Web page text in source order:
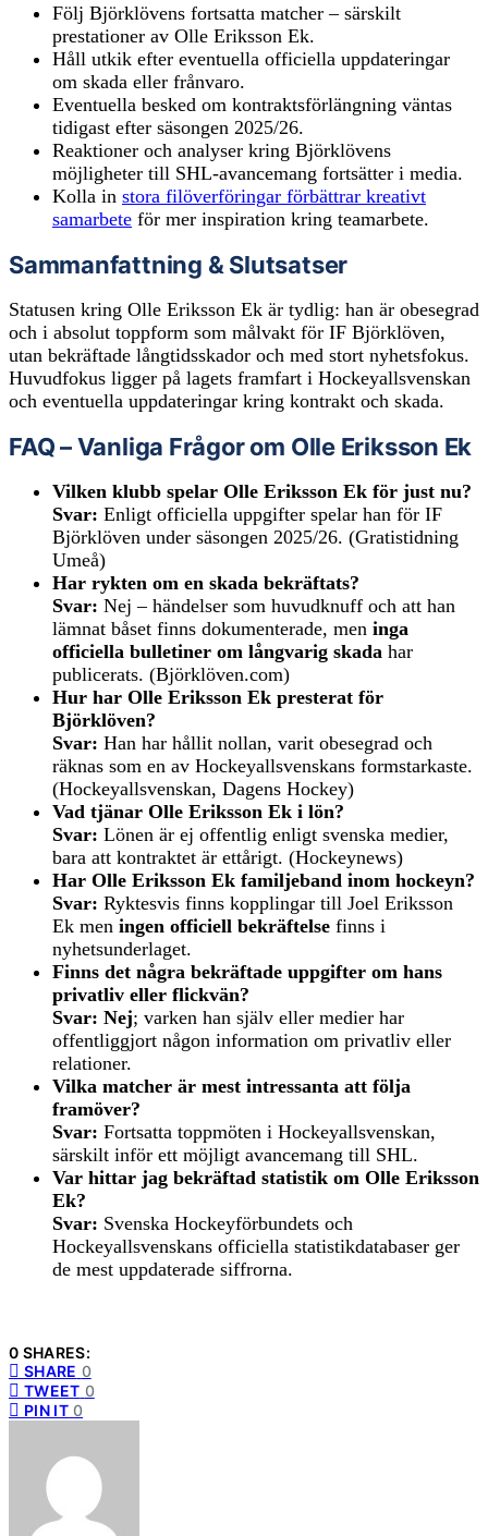
Följ Björklövens fortsatta matcher – särskilt
prestationer av Olle Eriksson Ek.
Håll utkik efter eventuella officiella uppdateringar
om skada eller frånvaro.
Eventuella besked om kontraktsförlängning väntas
tidigast efter säsongen 2025/26.
Reaktioner och analyser kring Björklövens
möjligheter till SHL-avancemang fortsätter i media.
Kolla in stora filöverföringar förbättrar kreativt
samarbete för mer inspiration kring teamarbete.
Sammanfattning & Slutsatser
Statusen kring Olle Eriksson Ek är tydlig: han är obesegrad
och i absolut toppform som målvakt för IF Björklöven,
utan bekräftade långtidsskador och med stort nyhetsfokus.
Huvudfokus ligger på lagets framfart i Hockeyallsvenskan
och eventuella uppdateringar kring kontrakt och skada.
FAQ – Vanliga Frågor om Olle Eriksson Ek
Vilken klubb spelar Olle Eriksson Ek för just nu?
Svar: Enligt officiella uppgifter spelar han för IF
Björklöven under säsongen 2025/26. (Gratistidning
Umeå)
Har rykten om en skada bekräftats?
Svar: Nej – händelser som huvudknuff och att han
lämnat båset finns dokumenterade, men inga
officiella bulletiner om långvarig skada har
publicerats. (Björklöven.com)
Hur har Olle Eriksson Ek presterat för
Björklöven?
Svar: Han har hållit nollan, varit obesegrad och
räknas som en av Hockeyallsvenskans formstarkaste.
(Hockeyallsvenskan, Dagens Hockey)
Vad tjänar Olle Eriksson Ek i lön?
Svar: Lönen är ej offentlig enligt svenska medier,
bara att kontraktet är ettårigt. (Hockeynews)
Har Olle Eriksson Ek familjeband inom hockeyn?
Svar: Ryktesvis finns kopplingar till Joel Eriksson
Ek men ingen officiell bekräftelse finns i
nyhetsunderlaget.
Finns det några bekräftade uppgifter om hans
privatliv eller flickvän?
Svar: Nej; varken han själv eller medier har
offentliggjort någon information om privatliv eller
relationer.
Vilka matcher är mest intressanta att följa
framöver?
Svar: Fortsatta toppmöten i Hockeyallsvenskan,
särskilt inför ett möjligt avancemang till SHL.
Var hittar jag bekräftad statistik om Olle Eriksson
Ek?
Svar: Svenska Hockeyförbundets och
Hockeyallsvenskans officiella statistikdatabaser ger
de mest uppdaterade siffrorna.
0 SHARES:
SHARE 0
TWEET 0
PIN IT 0